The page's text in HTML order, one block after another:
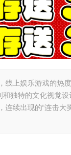
线上娱乐游戏的热
独特的文化视觉设
续出现的“连击大